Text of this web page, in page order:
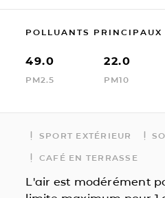
POLLUANTS PRINCIPAUX
49.0
PM2.5
22.0
PM10
SPORT EXTÉRIEUR
CAFÉ EN TERRASSE
L'air est modérément